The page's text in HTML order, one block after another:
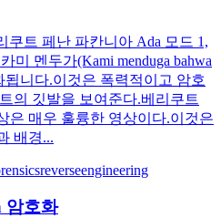
쿠트 페난 파칸니아 Ada 모드 1,
미 멘두가(Kami menduga bahwa
됩니다.이것은 폭력적이고 암호
의 깃발을 보여준다.베리쿠트
은 매우 훌륭한 영상이다.이것은
배경...
reverseengineering
암호화